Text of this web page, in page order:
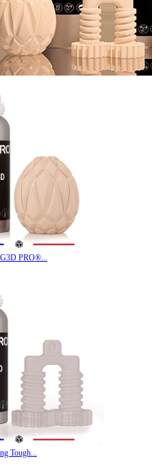
G3D PRO®...
Tough...